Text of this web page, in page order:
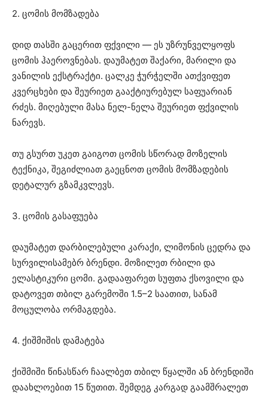
2. ცომის მომზადება
დიდ თასში გაცერით ფქვილი — ეს უზრუნველყოფს
ცომის ჰაეროვნებას. დაუმატეთ შაქარი, მარილი და
ვანილის ექსტრაქტი. ცალკე ჭურჭელში ათქვიფეთ
კვერცხები და შეურიეთ გააქტიურებულ საფუარიან
რძეს. მიღებული მასა ნელ-ნელა შეურიეთ ფქვილის
ნარევს.
თუ გსურთ უკეთ გაიგოთ ცომის სწორად მოზელის
ტექნიკა, შეგიძლიათ გაეცნოთ ცომის მომზადების
დეტალურ გზამკვლევს.
3. ცომის გასაფუება
დაუმატეთ დარბილებული კარაქი, ლიმონის ცედრა და
სურვილისამებრ ბრენდი. მოზილეთ რბილი და
ელასტიკური ცომი. გადააფარეთ სუფთა ქსოვილი და
დატოვეთ თბილ გარემოში 1.5–2 საათით, სანამ
მოცულობა ორმაგდება.
4. ქიშმიშის დამატება
ქიშმიში წინასწარ ჩაალბეთ თბილ წყალში ან ბრენდიში
დაახლოებით 15 წუთით. შემდეგ კარგად გაამშრალეთ